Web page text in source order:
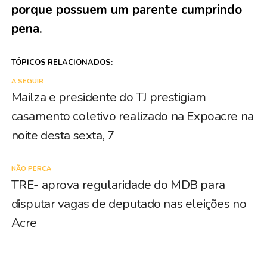
porque possuem um parente cumprindo
pena.
TÓPICOS RELACIONADOS:
A SEGUIR
Mailza e presidente do TJ prestigiam
casamento coletivo realizado na Expoacre na
noite desta sexta, 7
NÃO PERCA
TRE- aprova regularidade do MDB para
disputar vagas de deputado nas eleições no
Acre